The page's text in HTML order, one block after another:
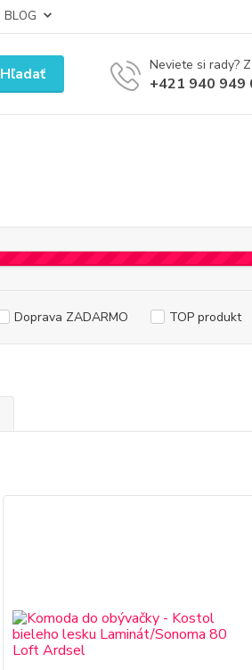
BLOG
Hľadať Neviete si rady?
+421 940 949
Doprava ZADARMO TOP produkt